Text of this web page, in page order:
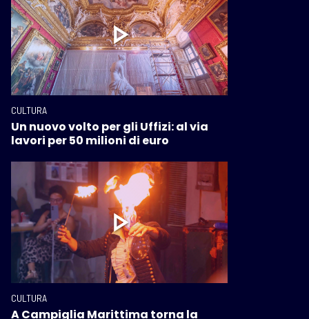
CULTURA
Un nuovo volto per gli Uffizi: al via
lavori per 50 milioni di euro
CULTURA
A Campiglia Marittima torna la